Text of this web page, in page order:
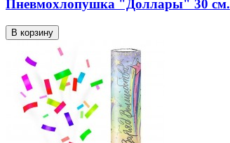
Пневмохлопушка "Доллары" 30 см.
В корзину